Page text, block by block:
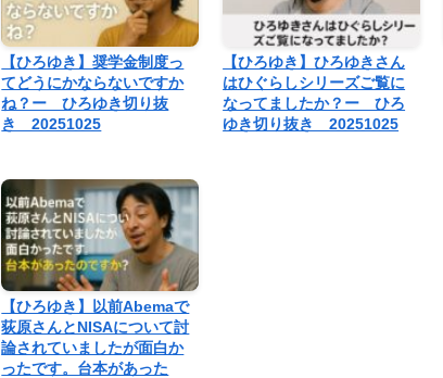
【ひろゆき】奨学金制度っ
てどうにかならないですか
ね？ー ひろゆき切り抜
き 20251025
【ひろゆき】ひろゆきさん
はひぐらしシリーズご覧に
なってましたか？ー ひろ
ゆき切り抜き 20251025
【ひろゆき】以前Abemaで
荻原さんとNISAについて討
論されていましたが面白か
ったです。台本があった